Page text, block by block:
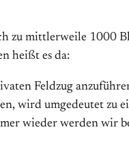
zu mittlerweile 1000
heißt es da:
Feldzug
wird umgedeutet
wieder werden wir